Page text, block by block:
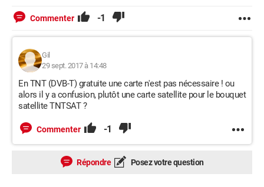
Commenter -1
Gil
29 sept. 2017 à 14:48
En TNT (DVB-T) gratuite une carte n'est pas nécessaire ! ou
alors il y a confusion, plutôt une carte satellite pour le bouquet
satellite TNTSAT ?
Commenter -1
Répondre Posez votre question